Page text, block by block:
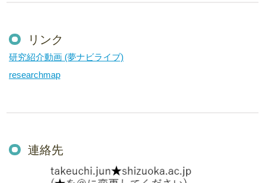
リンク
研究紹介動画 (夢ナビライブ)
researchmap
連絡先